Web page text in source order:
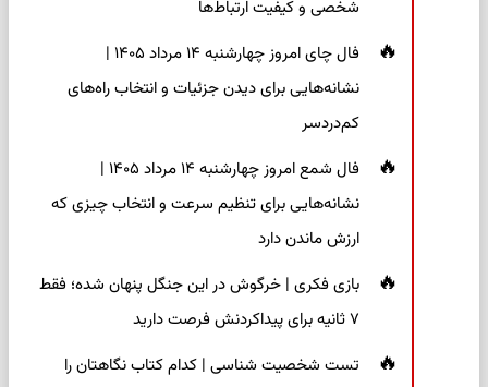
شخصی و کیفیت ارتباط‌ها
فال چای امروز چهارشنبه ۱۴ مرداد ۱۴۰۵ |
نشانه‌هایی برای دیدن جزئیات و انتخاب راه‌های
کم‌دردسر
فال شمع امروز چهارشنبه ۱۴ مرداد ۱۴۰۵ |
نشانه‌هایی برای تنظیم سرعت و انتخاب چیزی که
ارزش ماندن دارد
بازی فکری | خرگوش در این جنگل پنهان شده؛ فقط
۷ ثانیه برای پیداکردنش فرصت دارید
تست شخصیت شناسی | کدام کتاب نگاهتان را